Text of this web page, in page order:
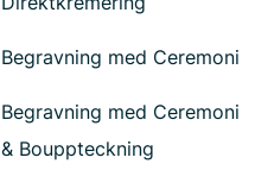
Begravning med Ceremoni
Begravning med Ceremoni
& Bouppteckning